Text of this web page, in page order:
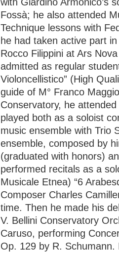
Fossà; he also attended
Technique lessons with
he had taken active part
Rocco Filippini at Ars
admitted as regular
Violoncellistico” (High
guide of M° Franco
Conservatory, he
played both as a soloist
music ensemble with Trio
ensemble, composed by
(graduated with honors)
performed recitals as a
Musicale Etnea) “6
Composer Charles
time. Then he made his
V. Bellini Conservatory
Caruso, performing
Op. 129 by R. Schumann.